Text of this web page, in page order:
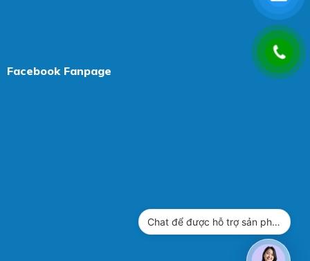
Facebook Fanpage
Chat để được hỗ trợ sản phẩm